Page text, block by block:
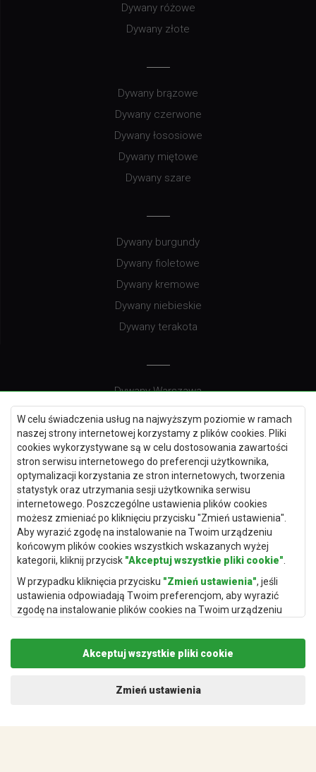
W celu świadczenia usług na najwyższym poziomie w ramach
naszej strony internetowej korzystamy z plików cookies. Pliki
cookies wykorzystywane są w celu dostosowania zawartości
stron serwisu internetowego do preferencji użytkownika,
optymalizacji korzystania ze stron internetowych, tworzenia
statystyk oraz utrzymania sesji użytkownika serwisu
internetowego. Poszczególne ustawienia plików cookies
możesz zmieniać po kliknięciu przycisku "Zmień ustawienia".
Aby wyrazić zgodę na instalowanie na Twoim urządzeniu
końcowym plików cookies wszystkich wskazanych wyżej
kategorii, kliknij przycisk "Akceptuj wszystkie pliki cookie"
W przypadku kliknięcia przycisku "Zmień ustawienia", jeśli
ustawienia odpowiadają Twoim preferencjom, aby wyrazić
zgodę na instalowanie plików cookies na Twoim urządzeniu
"Zapisz i zaakceptuj".
Podstawą przetwarzania danych osobowych, w zakresie w
administratora danych osobowych (Rugito Radosław Bartosik z
Akceptuj wszystkie pliki cookie
Zmień ustawienia
Dywany różowe
Dywany złote
Dywany brązowe
Dywany czerwone
Dywany łososiowe
Dywany miętowe
Dywany szare
Dywany burgundy
Dywany fioletowe
Dywany kremowe
Dywany niebieskie
Dywany terakota
Dywany Warszawa
Dywany Wrocław
Dywany Szczecin
Dywany Lublin
Dywany Kraków
Dywany Poznań
Dywany Gdynia
Dywany Białystok
Dywany Kielce
Dywany Gdańsk
Dywany Toruń